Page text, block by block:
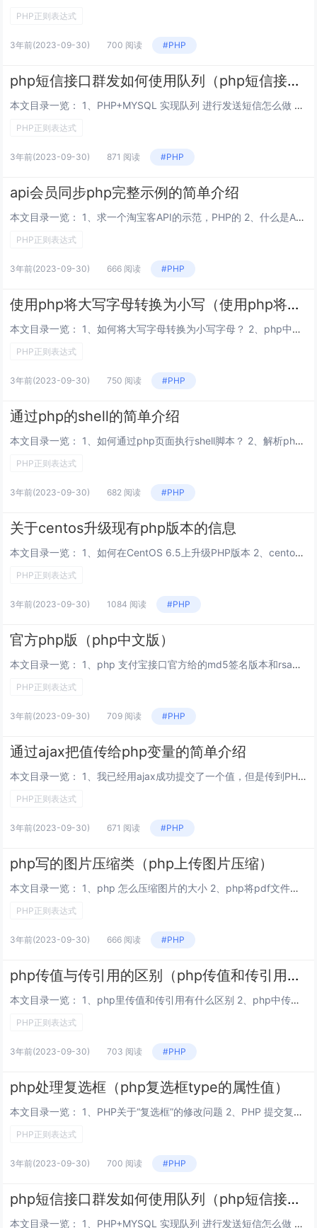
PHP正则表达式
3年前(2023-09-30) 700 阅读 #PHP
php短信接口群发如何使用队列（php短信接口群发如何使用队列语言）
本文目录一览： 1、PHP+MYSQL 实现队列 进行发送短信怎么做 2、PHP短信接口群发如何使用队列 3、在PHP中如何使用消息列队 PHP+MYSQL 实现队列 进行发送短信怎么做 建议使用redis对列，不要使用mysql...
PHP正则表达式
3年前(2023-09-30) 871 阅读 #PHP
api会员同步php完整示例的简单介绍
本文目录一览： 1、求一个淘宝客API的示范，PHP的 2、什么是API接口，PHP开发API接口的例子 3、php如何调用api接口，主要是php调用联通，移动api进行短信的发送？ 4、什么是api,php中的api有哪些啊...
PHP正则表达式
3年前(2023-09-30) 666 阅读 #PHP
使用php将大写字母转换为小写（使用php将大写字母转换为小写字母）
本文目录一览： 1、如何将大写字母转换为小写字母？ 2、php中字符串首字母转小写方法？ 3、PHP怎么实现大小写转换 4、PHP怎么转换$str='aaBBccDD'; //把$str里面的大写变小写 小写变大写 需要获得的结...
PHP正则表达式
3年前(2023-09-30) 750 阅读 #PHP
通过php的shell的简单介绍
本文目录一览： 1、如何通过php页面执行shell脚本？ 2、解析php中如何直接执行SHELL 3、如何让php执行shell 4、ubuntu12.04 怎么用php调用shell 5、如何使用PHP调用SHELL命令...
PHP正则表达式
3年前(2023-09-30) 682 阅读 #PHP
关于centos升级现有php版本的信息
本文目录一览： 1、如何在CentOS 6.5上升级PHP版本 2、centos默认安装php+mysql+apache能不能升级至新的版本 3、如何在CentOS 6.5上升级PHP 4、Centos更新PHP版本问题 5...
PHP正则表达式
3年前(2023-09-30) 1084 阅读 #PHP
官方php版（php中文版）
本文目录一览： 1、php 支付宝接口官方给的md5签名版本和rsa签名版本的区别 2、php官方网址是什么 3、官方出来说一下thinkphp3.23究竟支持哪几个php的版本 php 支付宝接口官方给的md5签名版本和rsa签...
PHP正则表达式
3年前(2023-09-30) 709 阅读 #PHP
通过ajax把值传给php变量的简单介绍
本文目录一览： 1、我已经用ajax成功提交了一个值，但是传到PHP文件时，不知道怎么返回才能输出这个PHP变量，如图 2、用jquery的ajax怎么传递js得到的变量，传递到php页面 3、如何在同一个PHP页面，通过ajax把...
PHP正则表达式
3年前(2023-09-30) 671 阅读 #PHP
php写的图片压缩类（php上传图片压缩）
本文目录一览： 1、php 怎么压缩图片的大小 2、php将pdf文件格式转换成图片，并压缩 3、php 图片压缩显示 4、PHP等比例压缩图片的实例代码 php 怎么压缩图片的大小 php 压缩图片的大小：?php$im =...
PHP正则表达式
3年前(2023-09-30) 666 阅读 #PHP
php传值与传引用的区别（php传值和传引用区别）
本文目录一览： 1、php里传值和传引用有什么区别 2、php中传值与传引用的区别? 3、PHP 中传值与传引用有什么区别 php里传值和传引用有什么区别 传值：是把实参的值赋值给形参，那么对形参的修改，不会影响实参的值。传引用：...
PHP正则表达式
3年前(2023-09-30) 703 阅读 #PHP
php处理复选框（php复选框type的属性值）
本文目录一览： 1、PHP关于“复选框”的修改问题 2、PHP 提交复选框 3、PHP 如何输出html中复选框的值 4、php开发中，数据库对单选框以及复选框数据的处理 急！！！ 5、PHP 怎么接收 多个复选框的值？...
PHP正则表达式
3年前(2023-09-30) 700 阅读 #PHP
php短信接口群发如何使用队列（php短信接口群发如何使用队列语言）
本文目录一览： 1、PHP+MYSQL 实现队列 进行发送短信怎么做 2、PHP短信接口群发如何使用队列 3、在PHP中如何使用消息列队 PHP+MYSQL 实现队列 进行发送短信怎么做 建议使用redis对列，不要使用mysql...